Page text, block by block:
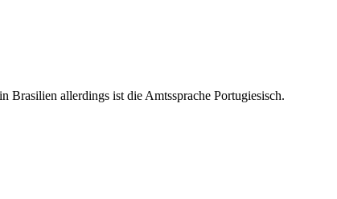
Brasilien allerdings ist die Amtssprache Portugiesisch.